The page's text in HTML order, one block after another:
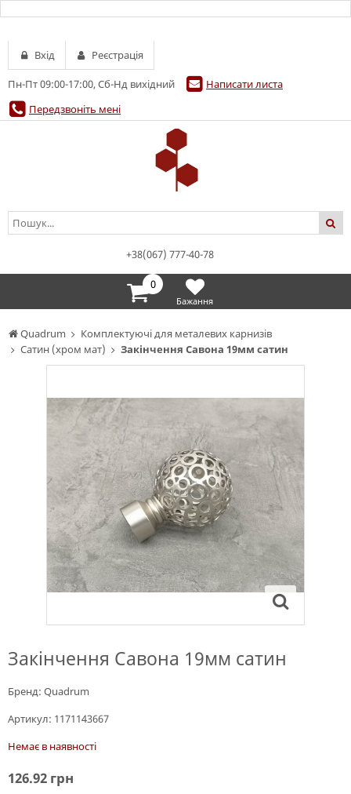
Quadrum
Комплектуючі для металевих карнизів
Сатин (хром мат)
Закінчення Савона 19мм сатин
Закінчення Савона 19мм сатин
Бренд: Quadrum
Артикул: 1171143667
Немає в наявності
126.92 грн
Пн-Пт 09:00-17:00, Сб-Нд вихідний
Написати листа
Передзвоніть мені
Вхід Реєстрація
+38(067) 777-40-78
0
Бажання